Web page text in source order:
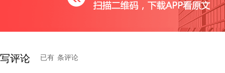
写评论 已有 条评论